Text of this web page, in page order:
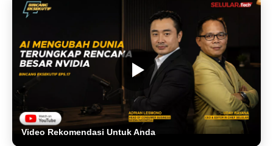
Video Rekomendasi Untuk Anda